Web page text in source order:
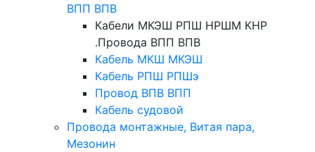
ВПП ВПВ
Кабели МКЭШ РПШ НРШМ КНР
.Провода ВПП ВПВ
Кабель МКШ МКЭШ
Кабель РПШ РПШэ
Провод ВПВ ВПП
Кабель судовой
Провода монтажные, Витая пара,
Мезонин